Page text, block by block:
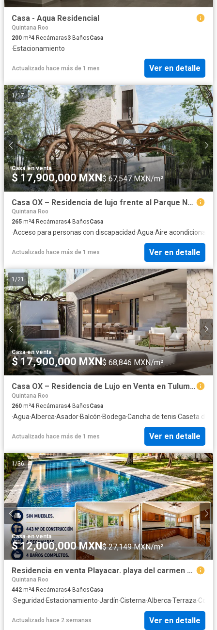
Casa - Aqua Residencial
Quintana Roo
200 m²4 Recámaras3 BañosCasa
·Estacionamiento
Actualizado hace más de 1 mes Ver en detalle
1/17
Casa·en venta
$ 17,900,000 MXN$ 67,547 MXN/m²
Casa OX – Residencia de lujo frente al Parque Nacional del Jaguar en Tulum | 4 Recámaras | Inversión con plusvalía y renta vacacional
Quintana Roo
265 m²4 Recámaras4 BañosCasa
·Acceso para personas con discapacidad·Agua·Aire acondicionado
Actualizado hace más de 1 mes Ver en detalle
1 /21
Casa·en venta
$ 17,900,000 MXN$ 68,846 MXN/m²
Casa OX – Residencia de Lujo en Venta en Tulum | El Mirador, junto al Parque Nacional del Jaguar Precio preventa: MXN 20,900,000 – Entrega verano 202
Quintana Roo
260 m²4 Recámaras4 BañosCasa
·Agua·Alberca·Asador·Balcón·Bodega·Cancha de tenis·Caseta de
Actualizado hace más de 1 mes Ver en detalle
1/36
Casa·en venta
$ 12,000,000 MXN$ 27,149 MXN/m²
Residencia en venta Playacar. playa del carmen Quintana Roo
Quintana Roo
442 m²4 Recámaras4 BañosCasa
·Seguridad·Estacionamiento·Jardín·Cisterna·Alberca·Terraza·
Actualizado hace 2 semanas Ver en detalle